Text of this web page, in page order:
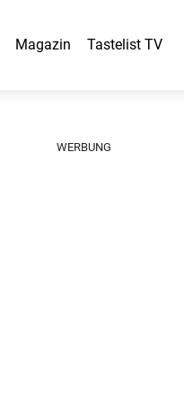
Magazin Tastelist TV
WERBUNG